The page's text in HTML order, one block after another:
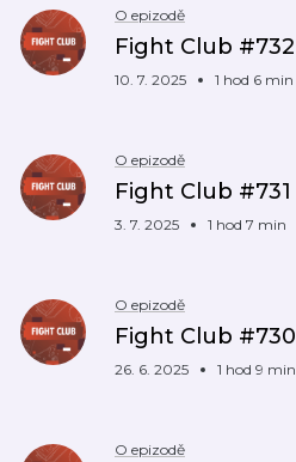
O epizodě
Fight Club #732
10. 7. 2025 1 hod 6 min
O epizodě
Fight Club #731
3. 7. 2025 1 hod 7 min
O epizodě
Fight Club #730
26. 6. 2025 1 hod 9 min
O epizodě